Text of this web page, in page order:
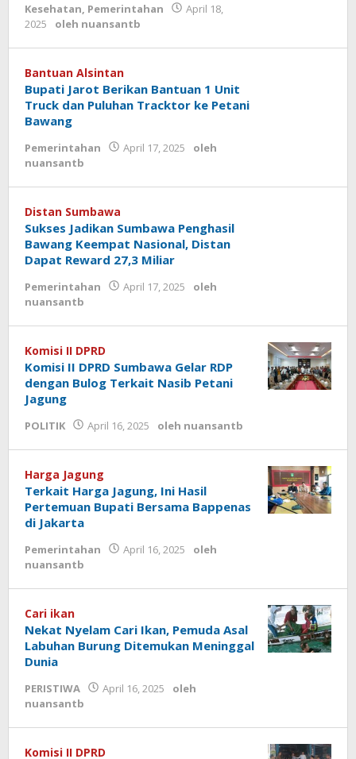
Kesehatan, Pemerintahan
April 18,
2025
oleh nuansantb
Bantuan Alsintan
Bupati Jarot Berikan Bantuan 1 Unit
Truck dan Puluhan Tracktor ke Petani
Bawang
Pemerintahan April 17, 2025
oleh
nuansantb
Distan Sumbawa
Sukses Jadikan Sumbawa Penghasil
Bawang Keempat Nasional, Distan
Dapat Reward 27,3 Miliar
Pemerintahan April 17, 2025
oleh
nuansantb
Komisi II DPRD
Komisi II DPRD Sumbawa Gelar RDP
dengan Bulog Terkait Nasib Petani
Jagung
POLITIK April 16, 2025 oleh nuansantb
Harga Jagung
Terkait Harga Jagung, Ini Hasil
Pertemuan Bupati Bersama Bappenas
di Jakarta
Pemerintahan April 16, 2025
oleh
nuansantb
Cari ikan
Nekat Nyelam Cari Ikan, Pemuda Asal
Labuhan Burung Ditemukan Meninggal
Dunia
PERISTIWA April 16, 2025
oleh
nuansantb
Komisi II DPRD